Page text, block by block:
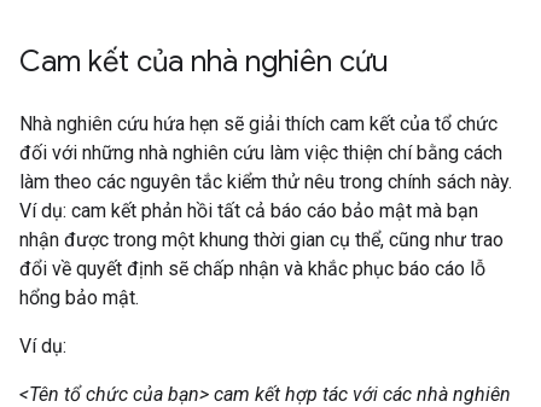
Cam kết của nhà nghiên cứu
Nhà nghiên cứu hứa hẹn sẽ giải thích cam kết của tổ chức
đối với những nhà nghiên cứu làm việc thiện chí bằng cách
làm theo các nguyên tắc kiểm thử nêu trong chính sách này.
Ví dụ: cam kết phản hồi tất cả báo cáo bảo mật mà bạn
nhận được trong một khung thời gian cụ thể, cũng như trao
đổi về quyết định sẽ chấp nhận và khắc phục báo cáo lỗ
hổng bảo mật.
Ví dụ:
<Tên tổ chức của bạn> cam kết hợp tác với các nhà nghiên